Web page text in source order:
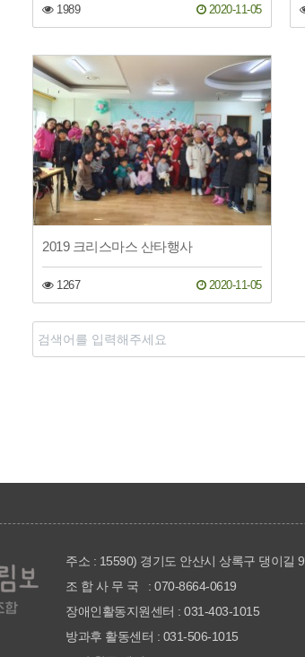
1989 2020-11-05
2019 크리스마스 산타행사
1267 2020-11-05
주소 : 15590) 경기도 안산시 상록구 댕이길 9
조 합 사 무 국 : 070-8664-0619
장애인활동지원센터 : 031-403-1015
방과후 활동센터 : 031-506-1015